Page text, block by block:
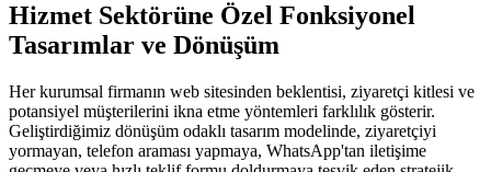
Hizmet Sektörüne Özel Fonksiyonel
Tasarımlar ve Dönüşüm
Her kurumsal firmanın web sitesinden beklentisi, ziyaretçi kitlesi ve
potansiyel müşterilerini ikna etme yöntemleri farklılık gösterir.
Geliştirdiğimiz dönüşüm odaklı tasarım modelinde, ziyaretçiyi
yormayan, telefon araması yapmaya, WhatsApp'tan iletişime